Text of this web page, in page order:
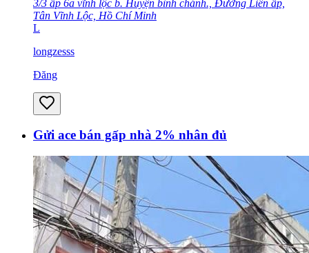
3/3 ấp 6a vĩnh lộc b. Huyện bình chánh., Đường Liên ấp,
Tân Vĩnh Lộc, Hồ Chí Minh
L
longzesss
Đăng
Gửi ace bán gấp nhà 2% nhân đủ